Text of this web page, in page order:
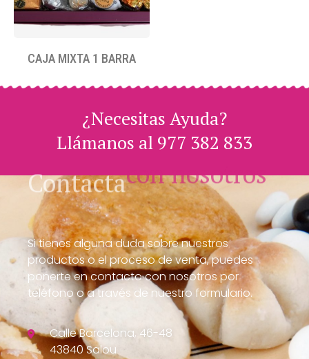
CAJA MIXTA 1 BARRA
¿Necesitas Ayuda?
Llámanos al 977 382 833
Contactacon nosotros
Si tienes alguna duda sobre nuestros
productos o el proceso de venta, puedes
ponerte en contacto con nosotros por
teléfono o a través de nuestro formulario.
Calle Barcelona, 46-48
43840 Salou